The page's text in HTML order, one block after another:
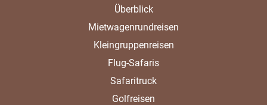
Überblick
Mietwagenrundreisen
Kleingruppenreisen
Flug-Safaris
Safaritruck
Golfreisen